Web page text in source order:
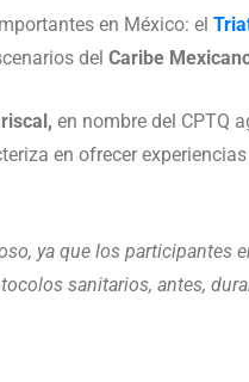
en México: el
del Caribe
en nombre del CPTQ
en ofrecer
ya que los participantes
sanitarios, antes,